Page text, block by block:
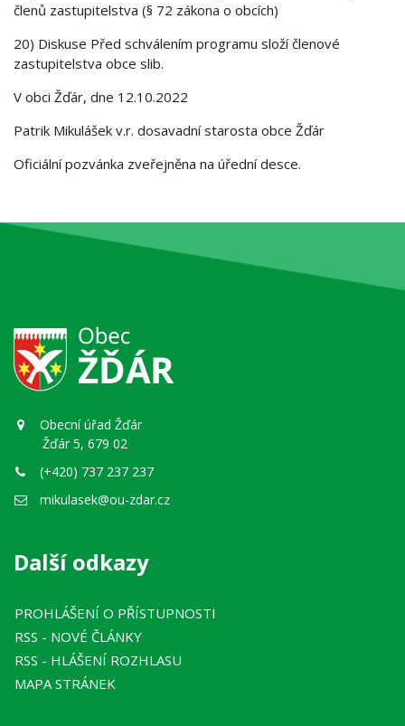
členů zastupitelstva (§ 72 zákona o obcích)
20) Diskuse Před schválením programu složí členové
zastupitelstva obce slib.
V obci Žďár, dne 12.10.2022
Patrik Mikulášek v.r. dosavadní starosta obce Žďár
Oficiální pozvánka zveřejněna na úřední desce.
Obecní úřad Žďár
Žďár 5, 679 02
(+420) 737 237 237
mikulasek@ou-zdar.cz
Další odkazy
PROHLÁŠENÍ O PŘÍSTUPNOSTI
RSS - NOVÉ ČLÁNKY
RSS - HLÁŠENÍ ROZHLASU
MAPA STRÁNEK